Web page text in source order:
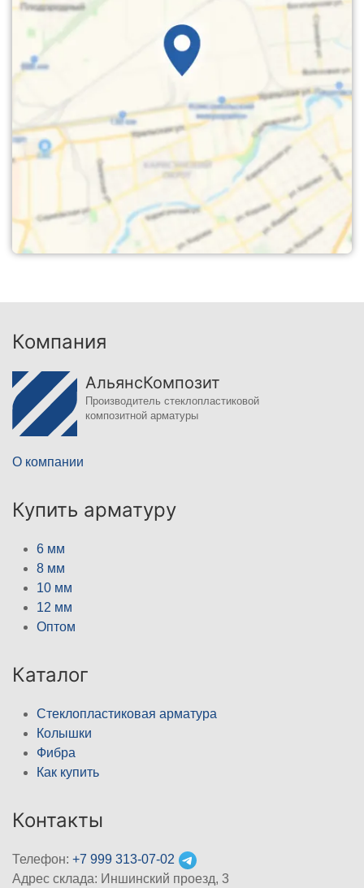
Компания
АльянсКомпозит
Производитель стеклопластиковой
композитной арматуры
О компании
Купить арматуру
6 мм
8 мм
10 мм
12 мм
Оптом
Каталог
Стеклопластиковая арматура
Колышки
Фибра
Как купить
Контакты
Телефон: +7 999 313-07-02
Адрес склада: Иншинский проезд, 3